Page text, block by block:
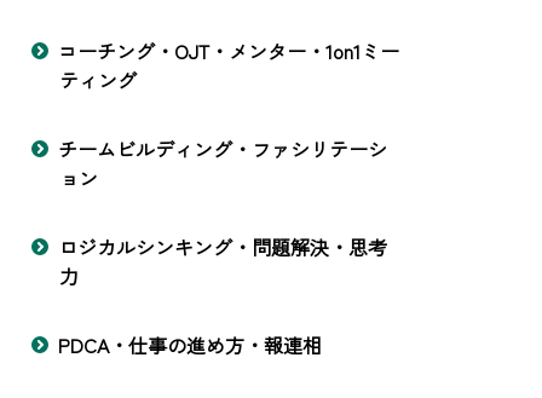
コーチング・OJT・メンター・1on1ミー
ティング
チームビルディング・ファシリテーシ
ョン
ロジカルシンキング・問題解決・思考
力
PDCA・仕事の進め方・報連相